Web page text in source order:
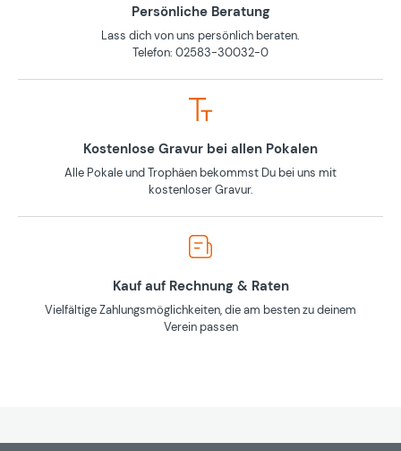
Persönliche Beratung
Lass dich von uns persönlich beraten.
Telefon: 02583-30032-0
Kostenlose Gravur bei allen Pokalen
Alle Pokale und Trophäen bekommst Du bei uns mit
kostenloser Gravur.
Kauf auf Rechnung & Raten
Vielfältige Zahlungsmöglichkeiten, die am besten zu deinem
Verein passen